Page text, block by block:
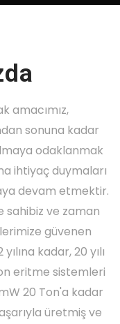
amacımız,
sonuna kadar
odaklanmak
ihtiyaç duymaları
devam etmektir.
sahibiz ve zaman
güvenen
kadar, 20 yılı
eritme sistemleri
20 Ton'a kadar
üretmiş ve